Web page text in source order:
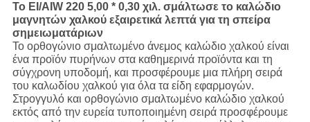
Το EI/AIW 220 5,00 * 0,30 χιλ. σμάλτωσε το καλώδιο
μαγνητών χαλκού εξαιρετικά λεπτά για τη σπείρα
σημειωματάριων
Το ορθογώνιο σμαλτωμένο άνεμος καλώδιο χαλκού είναι
ένα προϊόν πυρήνων στα καθημερινά προϊόντα και τη
σύγχρονη υποδομή, και προσφέρουμε μια πλήρη σειρά
του καλωδίου χαλκού για όλα τα είδη εφαρμογών.
Στρογγυλό και ορθογώνιο σμαλτωμένο καλώδιο χαλκού
εκτός από την ευρεία τυποποιημένη σειρά προσφέρουμε